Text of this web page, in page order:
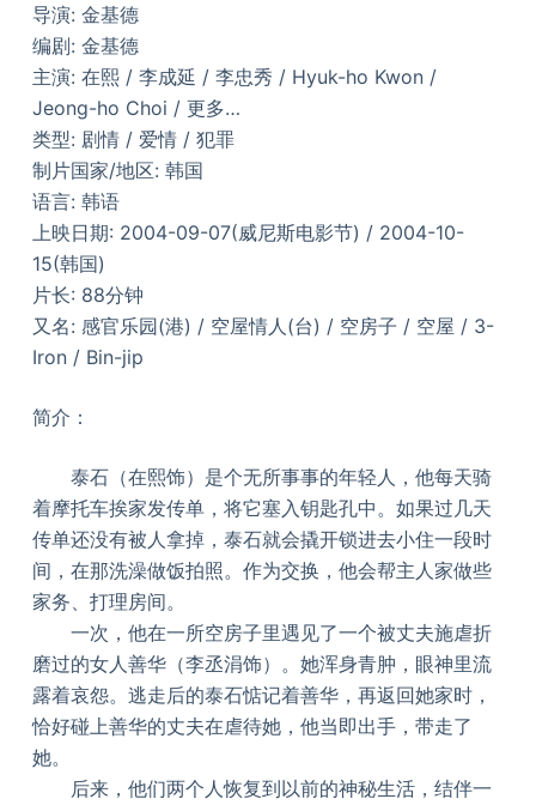
导演: 金基德
编剧: 金基德
主演: 在熙 / 李成延 / 李忠秀 / Hyuk-ho Kwon /
Jeong-ho Choi / 更多…
类型: 剧情 / 爱情 / 犯罪
制片国家/地区: 韩国
语言: 韩语
上映日期: 2004-09-07(威尼斯电影节) / 2004-10-
15(韩国)
片长: 88分钟
又名: 感官乐园(港) / 空屋情人(台) / 空房子 / 空屋 / 3-
Iron / Bin-jip
简介：
泰石（在熙饰）是个无所事事的年轻人，他每天骑
着摩托车挨家发传单，将它塞入钥匙孔中。如果过几天
传单还没有被人拿掉，泰石就会撬开锁进去小住一段时
间，在那洗澡做饭拍照。作为交换，他会帮主人家做些
家务、打理房间。
一次，他在一所空房子里遇见了一个被丈夫施虐折
磨过的女人善华（李丞涓饰）。她浑身青肿，眼神里流
露着哀怨。逃走后的泰石惦记着善华，再返回她家时，
恰好碰上善华的丈夫在虐待她，他当即出手，带走了
她。
后来，他们两个人恢复到以前的神秘生活，结伴一